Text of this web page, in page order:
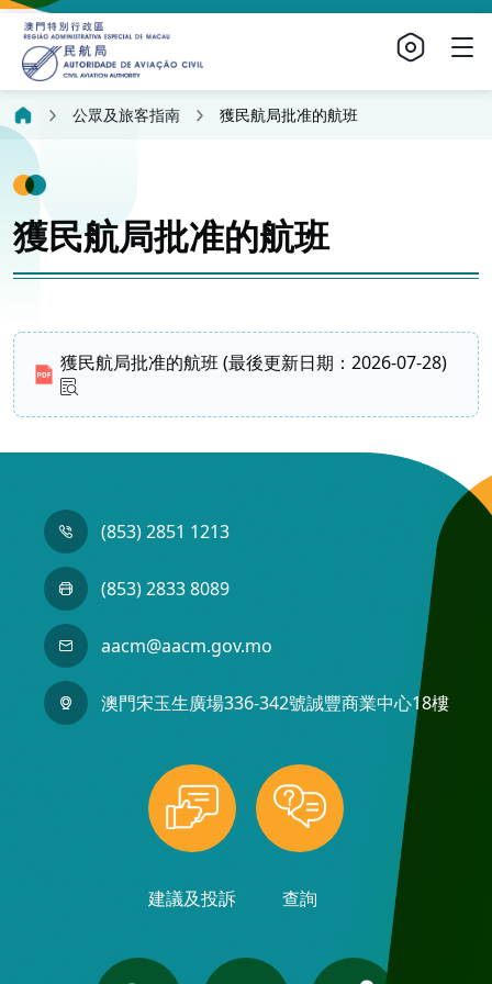
公眾及旅客指南 獲民航局批准的航班
獲民航局批准的航班
獲民航局批准的航班 (最後更新日期：2026-07-28)
(853) 2851 1213
(853) 2833 8089
aacm@aacm.gov.mo
澳門宋玉生廣場336-342號誠豐商業中心18樓
建議及投訴 查詢